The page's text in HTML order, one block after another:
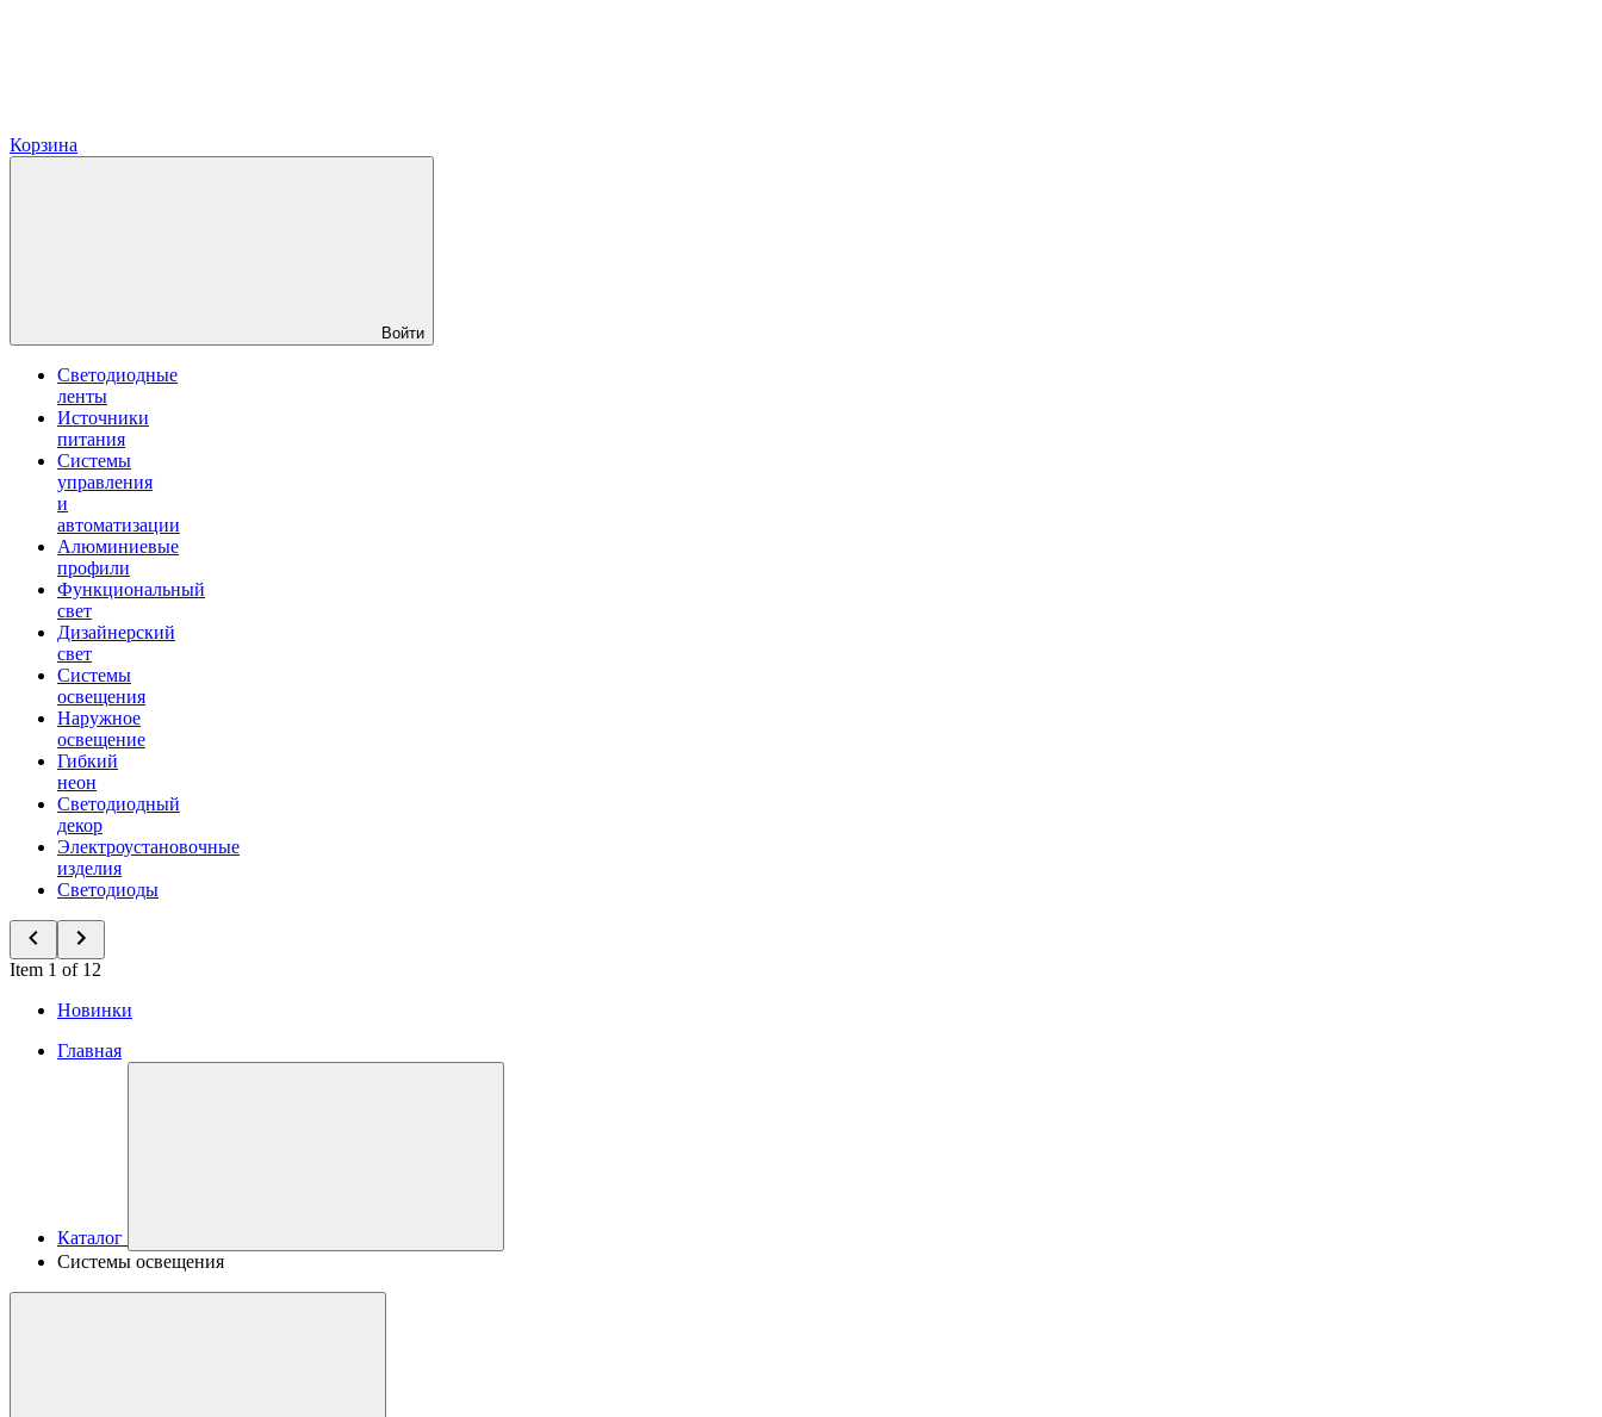
Корзина
Войти
Светодиодные
ленты
Источники
питания
Системы
управления
и
автоматизации
Алюминиевые
профили
Функциональный
свет
Дизайнерский
свет
Системы
освещения
Наружное
освещение
Гибкий
неон
Светодиодный
декор
Электроустановочные
изделия
Светодиоды
Item 1 of 12
Новинки
Главная
Каталог
Системы освещения